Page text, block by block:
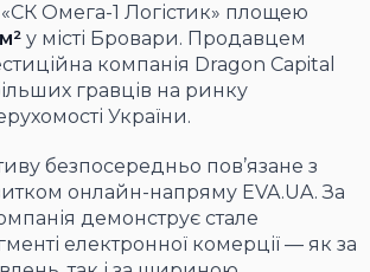
Омега-1 Логістик» площею
у місті Бровари. Продавцем
компанія Dragon Capital
гравців на ринку
України.
безпосередньо пов’язане з
онлайн-напряму EVA.UA. За
демонструє стале
електронної комерції — як за